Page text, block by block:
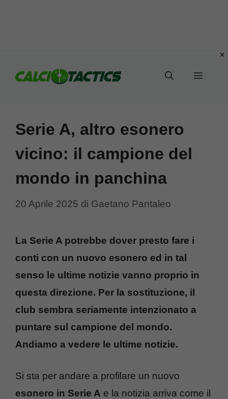
Menu
Serie A, altro esonero
vicino: il campione del
mondo in panchina
20 Aprile 2025 di Gaetano Pantaleo
La Serie A potrebbe dover presto fare i
conti con un nuovo esonero ed in tal
senso le ultime notizie vanno proprio in
questa direzione. Per la sostituzione, il
club sembra seriamente intenzionato a
puntare sul campione del mondo.
Andiamo a vedere le ultime notizie.
Si sta per andare a profilare un nuovo
esonero in Serie A e la notizia arriva come il